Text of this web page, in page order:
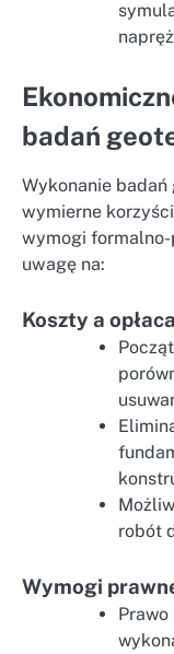
badań
Wykonanie badań
wymierne
wymogi
uwagę na:
Koszty a
robót
Wymogi